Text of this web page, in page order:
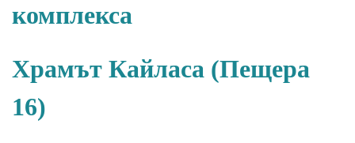
комплекса
Храмът Кайласа (Пещера
16)